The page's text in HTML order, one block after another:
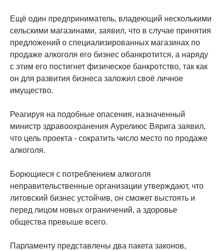
Ещё один предприниматель, владеющий несколькими
сельскими магазинами, заявил, что в случае принятия
предложений о специализированных магазинах по
продаже алкоголя его бизнес обанкротится, а наряду
с этим его постигнет физическое банкротство, так как
он для развития бизнеса заложил своё личное
имущество.
Реагируя на подобные опасения, назначенный
министр здравоохранения Аурелиюс Вярига заявил,
что цель проекта - сократить число место по продаже
алкоголя.
Борющиеся с потреблением алкоголя
неправительственные организации утверждают, что
литовский бизнес устойчив, он сможет выстоять и
перед лицом новых ограничений, а здоровье
общества превыше всего.
Парламенту представлены два пакета законов,